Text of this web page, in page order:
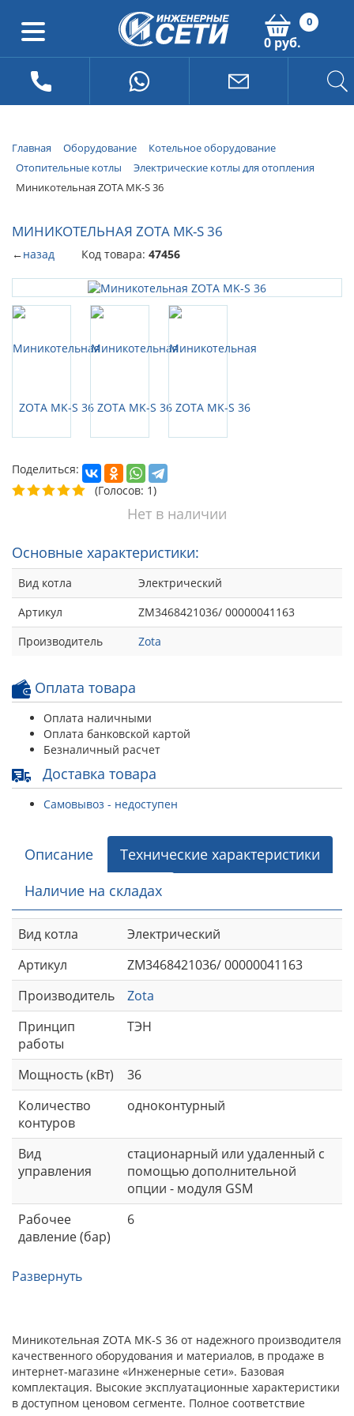
0
0 руб.
Главная Оборудование
Котельное оборудование
Отопительные котлы
Электрические котлы для отопления
Миникотельная ZOTA MK-S 36
МИНИКОТЕЛЬНАЯ ZOTA MK-S 36
←назад Код товара: 47456
Поделиться:
(Голосов: 1)
Нет в наличии
Основные характеристики:
Вид котла
Электрический
Артикул
ZM3468421036/ 00000041163
Производитель
Zota
Оплата товара
Оплата наличными
Оплата банковской картой
Безналичный расчет
Доставка товара
Самовывоз - недоступен
Описание
Технические характеристики
Наличие на складах
Вид котла
Электрический
Артикул
ZM3468421036/ 00000041163
Производитель
Zota
Принцип
работы
ТЭН
Мощность (кВт)
36
Количество
контуров
одноконтурный
Вид
управления
стационарный или удаленный с
помощью дополнительной
опции - модуля GSM
Рабочее
давление (бар)
6
Развернуть
Миникотельная ZOTA MK-S 36 от надежного производителя
качественного оборудования и материалов, в продаже в
интернет-магазине «Инженерные сети». Базовая
комплектация. Высокие эксплуатационные характеристики
в доступном ценовом сегменте. Полное соответствие